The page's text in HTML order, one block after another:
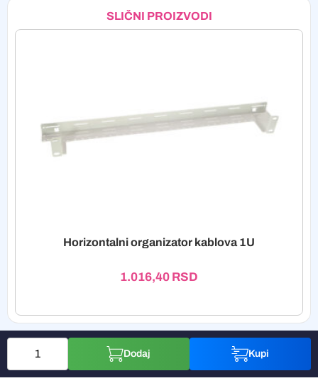
SLIČNI PROIZVODI
Horizontalni organizator kablova 1U
1.016,40 RSD
Dodaj Kupi